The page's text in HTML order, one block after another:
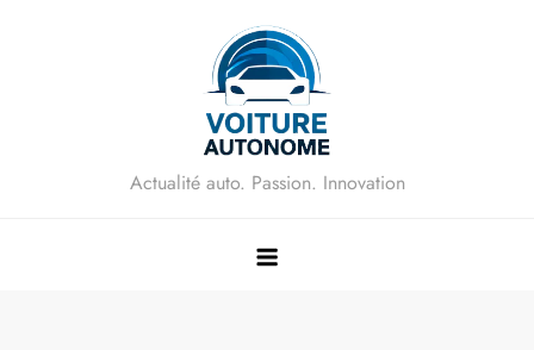
Actualité auto. Passion. Innovation